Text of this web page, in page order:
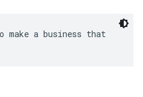
make a business that